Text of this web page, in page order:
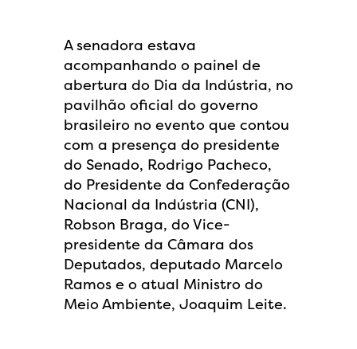
A senadora estava
acompanhando o painel de
abertura do Dia da Indústria, no
pavilhão oficial do governo
brasileiro no evento que contou
com a presença do presidente
do Senado, Rodrigo Pacheco,
do Presidente da Confederação
Nacional da Indústria (CNI),
Robson Braga, do Vice-
presidente da Câmara dos
Deputados, deputado Marcelo
Ramos e o atual Ministro do
Meio Ambiente, Joaquim Leite.